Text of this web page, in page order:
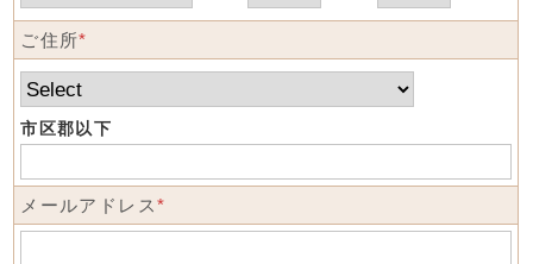
ご住所*
市区郡以下
メールアドレス*